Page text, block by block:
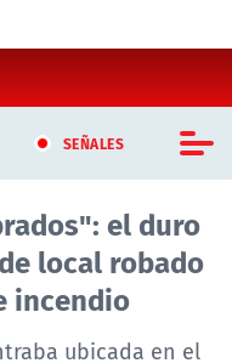
SEÑALES
el duro
local robado
incendio
ubicada en el